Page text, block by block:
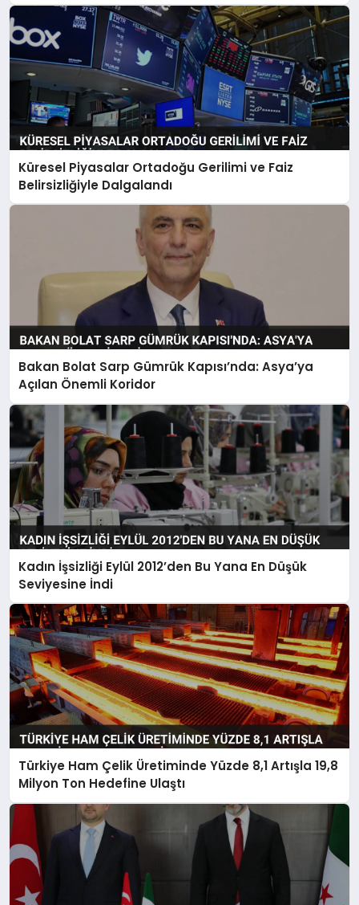
Küresel Piyasalar Ortadoğu Gerilimi ve Faiz
Belirsizliğiyle Dalgalandı
Bakan Bolat Sarp Gümrük Kapısı’nda: Asya’ya
Açılan Önemli Koridor
Kadın İşsizliği Eylül 2012’den Bu Yana En Düşük
Seviyesine İndi
Türkiye Ham Çelik Üretiminde Yüzde 8,1 Artışla 19,8
Milyon Ton Hedefine Ulaştı